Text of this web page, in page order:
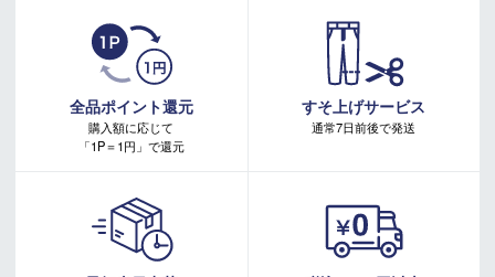
グによりましては、設定に誤差が生じる場合があります。
その際にはご案内をさせて頂きますので予めご了承願いま
・有賀園ポイントの獲得には別途ログイン/新規登録が必要です。
・本特典は予告なく変更・中止させて頂く場合があります。
・本キャンペーンの特典を受ける場合、ドコモ専用ページでエントリーが必要です。
詳しくはこちらをご確認ください。
キャンペーンページ
全品ポイント還元
購入額に応じて
「1P＝1円」で還元
すそ上げサービス
通常7日前後で発送